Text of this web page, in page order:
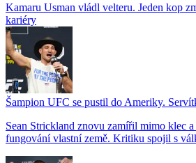
Kamaru Usman vládl velteru. Jeden kop
kariéry
Šampion UFC se pustil do Ameriky.
Sean Strickland znovu zamířil mimo klec a
fungování vlastní země. Kritiku spojil s